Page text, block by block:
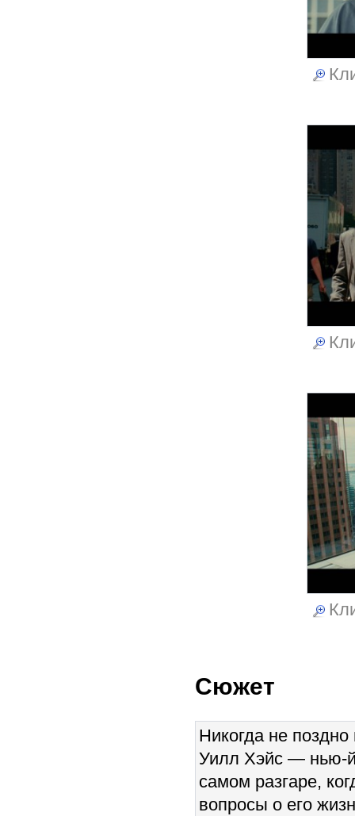
Сюжет
Никогда не
Уилл Хэйс — нью-
самом разгаре,
вопросы о его